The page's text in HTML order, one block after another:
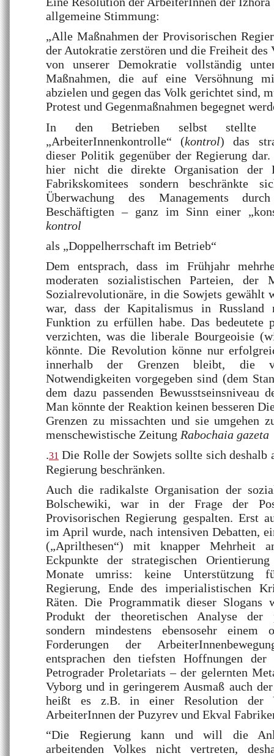
allgemeine Stimmung:
„Alle Maßnahmen der Provisorischen
der Autokratie zerstören und die Freiheit des
von unserer Demokratie vollständig
Maßnahmen, die auf eine Versöhnung
abzielen und gegen das Volk gerichtet sind,
Protest und Gegenmaßnahmen begegnet
In den Betrieben selbst stellte
„ArbeiterInnenkontrolle“ (kontrol) das
dieser Politik gegenüber der Regierung
hier nicht die direkte Organisation der
Fabrikskomitees sondern beschränkte
Überwachung des Managements
Beschäftigten – ganz im Sinn einer
kontrol
als „Doppelherrschaft im Betrieb“
Dem entsprach, dass im Frühjahr
moderaten sozialistischen Parteien, der
Sozialrevolutionäre, in die Sowjets gewählt
war, dass der Kapitalismus in Russland
Funktion zu erfüllen habe. Das bedeutete
verzichten, was die liberale Bourgeoisie
könnte. Die Revolution könne nur
innerhalb der Grenzen bleibt, die
Notwendigkeiten vorgegeben sind (dem
dem dazu passenden Bewusstseinsniveau
Man könnte der Reaktion keinen besseren
Grenzen zu missachten und sie umgehen
menschewistische Zeitung Rabochaia gazeta
.31 Die Rolle der Sowjets sollte sich deshalb
Regierung beschränken.
Auch die radikalste Organisation der
Bolschewiki, war in der Frage der
Provisorischen Regierung gespalten. Erst
im April wurde, nach intensiven Debatten,
(„Aprilthesen“) mit knapper Mehrheit
Eckpunkte der strategischen
Monate umriss: keine Unterstützung
Regierung, Ende des imperialistischen
Räten. Die Programmatik dieser Slogans
Produkt der theoretischen Analyse der
sondern mindestens ebensosehr
Forderungen der
entsprachen den tiefsten Hoffnungen
Petrograder Proletariats – der gelernten
Vyborg und in geringerem Ausmaß auch
heißt es z.B. in einer Resolution der
ArbeiterInnen der Puzyrev und Ekval
“Die Regierung kann und will die
arbeitenden Volkes nicht vertreten,